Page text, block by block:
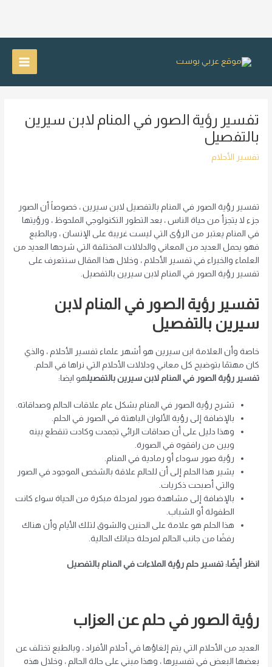
Main
تفسير رؤية الصور في المنام لابن سيرين
بالتفصيل
تفسير الأحلام
تفسير رؤية الصور في المنام بالتفصيل لابن سيرين ، خصوصاً أن الصور
جزء لا يتجزأ من حياة الناس ، بعد التطور التكنولوجي الملحوظ ، ورؤيتها
في المنام يعتبر من الرؤى التي ليست غريبة على الإنسان ، وبالطبع
فهو يحمل العديد من المعاني والدلالات المختلفة التي شرحها العديد من
العلماء والخبراء في تفسير الأحلام ، وخلال هذا المقال سنتعرف على
تفسير رؤية الصور في المنام لابن سيرين بالتفصيل.
تفسير رؤية الصور في المنام لابن
سيرين بالتفصيل
خاصة وأن العلامة ابن سيرين هو أشهر علماء تفسير الأحلام ، والذي
كان مهتمًا بتوضيح كل معاني ودلالات الأحلام التي نراها في الحلم.
تفسير رؤية الصور في المنام لابن سيرين بالتفصيلهو ايضا:
تشرح رؤية الصور في المنام بشكل عام علاقات الحالم وصداقاته.
بالإضافة إلى رؤية الألوان الباهتة في الصور في الحلم.
وهذا دليل على أن صداقات الرائي تجمدت وكادت تنقطع بينه
وبين من رافقوه في الصورة.
رؤية صور سوداء أو رمادية في المنام.
يشير هذا الحلم إلى أن للحالم علاقة بالشخص الموجود في الصور
والتي أصبحت ذكريات.
بالإضافة إلى مشاهدة صور لمرحلة مبكرة من الحياة سواء كانت
الطفولة أو الشباب.
هذا الحلم هو علامة على الحنين والشوق لتلك الأيام وأن هناك
رفضًا من جانب الحالم لمرحلة حياتك الحالية.
انظر أيضًا: تفسير حلم رؤية الملاءات في المنام بالتفصيل
رؤية الصور في حلم عن العزاب
العديد من الأحلام التي يتم إلغاؤها في أحلام الأفراد ، وبالطبع تختلف عن
بعضها البعض في تفسيرها ، وهذا مبني على حالة الحالم ، وخلال هذه